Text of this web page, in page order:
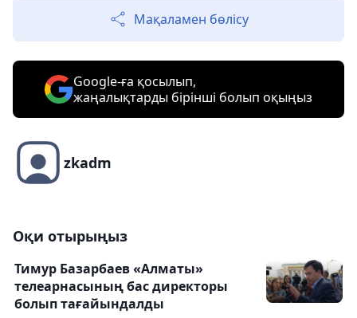
Мақаламен бөлісу
Google-ға қосылып,
жаңалықтарды бірінші болып оқыңыз
zkadm
Оқи отырыңыз
Тимур Базарбаев «Алматы»
телеарнасының бас директоры
болып тағайындалды